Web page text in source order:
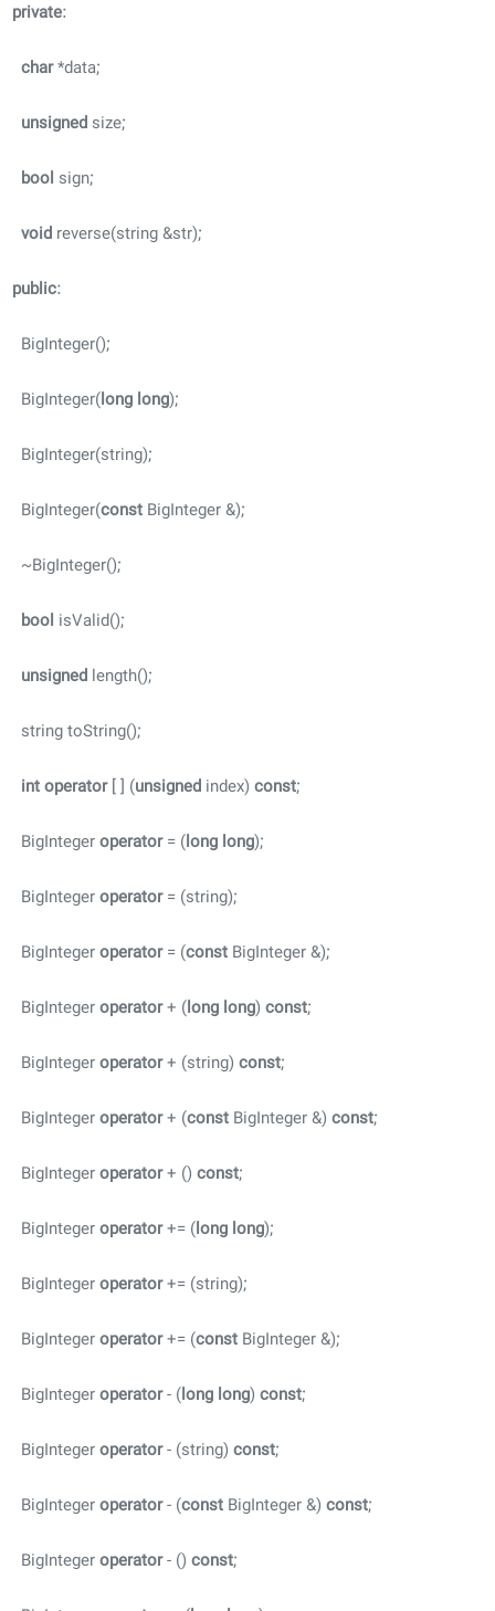
private
char*data;
unsignedsize;
boolsign;
voidreverse(string &str);
public
BigInteger();
BigInteger(longlong
BigInteger(string);
BigInteger(constBigInteger &);
~BigInteger();
boolisValid();
unsignedlength();
string toString();
intoperator [ ] (unsignedindex)const
BigIntegeroperator = (longlong
BigIntegeroperator = (string);
BigIntegeroperator = (constBigInteger &);
BigIntegeroperator + (longlong)const
BigIntegeroperator + (string)const
BigIntegeroperator + (constBigInteger &)const
BigIntegeroperator + ()const
BigIntegeroperator+= (longlong
BigIntegeroperator+= (string);
BigIntegeroperator+= (constBigInteger &);
BigIntegeroperator- (longlong)const
BigIntegeroperator- (string)const
BigIntegeroperator- (constBigInteger &)const
BigIntegeroperator- ()const